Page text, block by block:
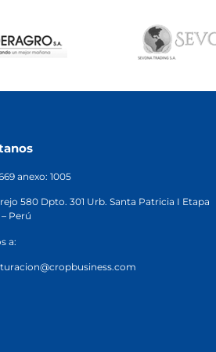
anexo: 1005
580 Dpto. 301 Urb. Santa Patricia I Etapa
Perú
a: